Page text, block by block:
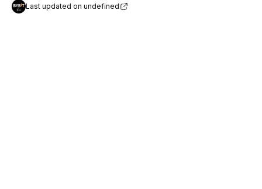
Last updated on undefined